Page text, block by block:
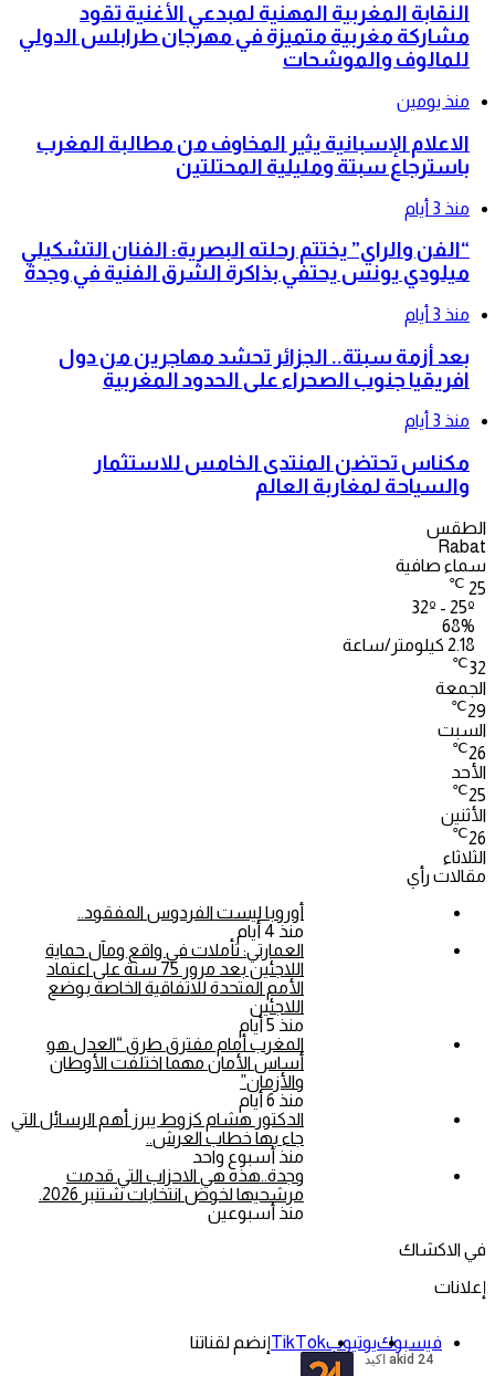
النقابة المغربية المهنية لمبدعي الأغنية تقود
مشاركة مغربية متميزة في مهرجان طرابلس الدولي
للمالوف والموشحات
منذ يومين
الاعلام الإسبانية يثير المخاوف من مطالبة المغرب
باسترجاع سبتة ومليلية المحتلتين
منذ 3 أيام
“الفن والراي” يختتم رحلته البصرية: الفنان التشكيلي
ميلودي يونس يحتفي بذاكرة الشرق الفنية في وجدة
منذ 3 أيام
بعد أزمة سبتة.. الجزائر تحشد مهاجرين من دول
افريقيا جنوب الصحراء على الحدود المغربية
منذ 3 أيام
مكناس تحتضن المنتدى الخامس للاستثمار
والسياحة لمغاربة العالم
الطقس
Rabat
سماء صافية
25
℃
32º - 25º
68%
2.18 كيلومتر/ساعة
32
℃
الجمعة
29
℃
السبت
26
℃
الأحد
25
℃
الأثنين
26
℃
الثلاثاء
مقالات رأي
أوروبا ليست الفردوس المفقود..
منذ 4 أيام
العمارتي: تأملات في واقع ومآل حماية
اللاجئين بعد مرور 75 سنة على اعتماد
الأمم المتحدة للاتفاقية الخاصة بوضع
اللاجئين
منذ 5 أيام
المغرب أمام مفترق طرق “العدل هو
أساس الأمان مهما اختلفت الأوطان
والأزمان”
منذ 6 أيام
الدكتور هشام كزوط يبرز أهم الرسائل التي
جاء بها خطاب العرش..
منذ أسبوع واحد
وجدة..هذه هي الاحزاب التي قدمت
مرشحيها لخوض انتخابات شتنبر 2026.
منذ أسبوعين
في الاكشاك
إعلانات
فيسبوكيوتيوب‫TikTokإنضم لقناتنا